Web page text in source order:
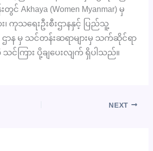
Akhaya (Women Myanmar) မှ
၊ ကုသရေးဦးစီးဌာနနှင့် ပြည်သူ့
း ဌာန မှ သင်တန်းဆရာများမှ သက်ဆိုင်ရာ
သင်ကြား ပို့ချပေးလျက် ရှိပါသည်။
NEXT